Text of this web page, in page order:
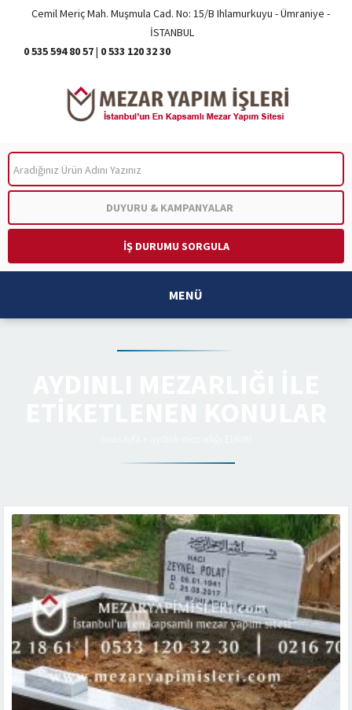
Cemil Meriç Mah. Muşmula Cad. No: 15/B Ihlamurkuyu - Ümraniye -
İSTANBUL
0 535 594 80 57| 0 533 120 32 30
DUYURU & KAMPANYALAR
İŞ DURUMU SORGULA
MENÜ